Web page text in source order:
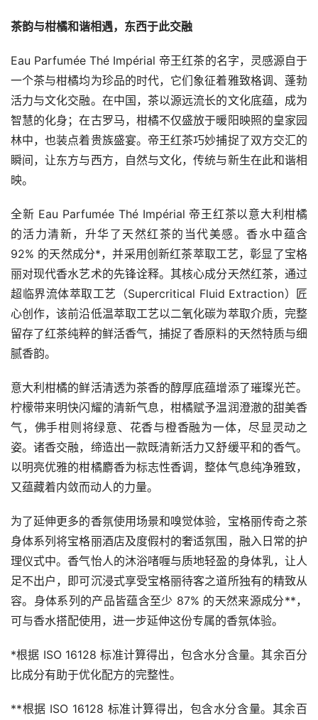
茶韵与柑橘和谐相遇，东西于此交融
Eau Parfumée Thé Impérial 帝王红茶的名字，灵感源自于
一个茶与柑橘均为珍品的时代，它们象征着雅致格调、蓬勃
活力与文化交融。在中国，茶以源远流长的文化底蕴，成为
智慧的化身；在古罗马，柑橘不仅盛放于暖阳映照的皇家园
林中，也装点着贵族盛宴。帝王红茶巧妙捕捉了双方交汇的
瞬间，让东方与西方，自然与文化，传统与新生在此和谐相
映。
全新 Eau Parfumée Thé Impérial 帝王红茶以意大利柑橘
的活力清新，升华了天然红茶的当代美感。香水中蕴含
92% 的天然成分*，并采用创新红茶萃取工艺，彰显了宝格
丽对现代香水艺术的先锋诠释。其核心成分天然红茶，通过
超临界流体萃取工艺（Supercritical Fluid Extraction）匠
心创作，该前沿低温萃取工艺以二氧化碳为萃取介质，完整
留存了红茶纯粹的鲜活香气，捕捉了香原料的天然特质与细
腻香韵。
意大利柑橘的鲜活清透为茶香的醇厚底蕴增添了璀璨光芒。
柠檬带来明快闪耀的清新气息，柑橘赋予温润澄澈的甜美香
气，佛手柑则将绿意、花香与橙香融为一体，尽显灵动之
姿。诸香交融，缔造出一款既清新活力又舒缓平和的香气。
以明亮优雅的柑橘麝香为标志性香调，整体气息纯净雅致，
又蕴藏着内敛而动人的力量。
为了延伸更多的香氛使用场景和嗅觉体验，宝格丽传奇之茶
身体系列将宝格丽酒店及度假村的奢适氛围，融入日常的护
理仪式中。香气怡人的沐浴啫喱与质地轻盈的身体乳，让人
足不出户，即可沉浸式享受宝格丽待客之道所独有的精致从
容。身体系列的产品皆蕴含至少 87% 的天然来源成分**，
可与香水搭配使用，进一步延伸这份专属的香氛体验。
*根据 ISO 16128 标准计算得出，包含水分含量。其余百分
比成分有助于优化配方的完整性。
**根据 ISO 16128 标准计算得出，包含水分含量。其余百